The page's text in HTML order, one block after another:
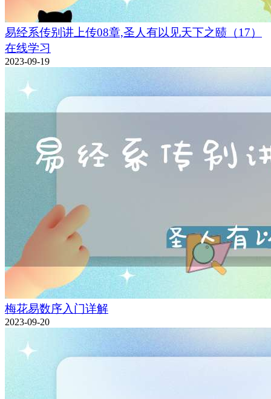
易经系传别讲上传08章,圣人有以见天下之赜（17）
在线学习
2023-09-19
梅花易数序入门详解
2023-09-20